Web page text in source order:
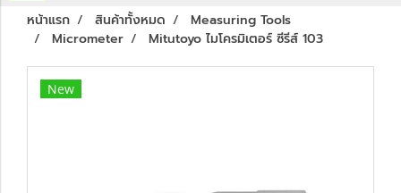
หน้าแรก สินค้าทั้งหมด
Measuring Tools
Micrometer
Mitutoyo ไมโครมิเตอร์ ซีรีส์ 103
New